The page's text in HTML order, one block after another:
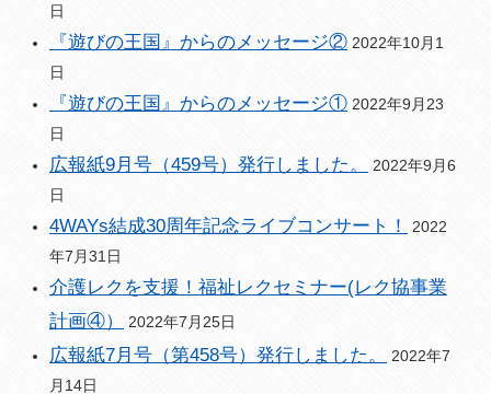
日
『遊びの王国』からのメッセージ② 2022年10月1
日
『遊びの王国』からのメッセージ① 2022年9月23
日
広報紙9月号（459号）発行しました。
2022年9月6
日
4WAYs結成30周年記念ライブコンサート！
2022
年7月31日
介護レクを支援！福祉レクセミナー(レク協事業
計画④）
2022年7月25日
広報紙7月号（第458号）発行しました。
2022年7
月14日